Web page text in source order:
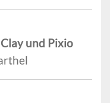
und Pixio